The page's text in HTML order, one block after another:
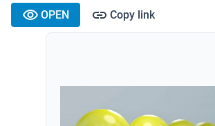
OPEN Copy link